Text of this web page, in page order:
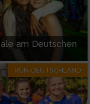
am Deutschen
RUN-DEUTSCHLAND